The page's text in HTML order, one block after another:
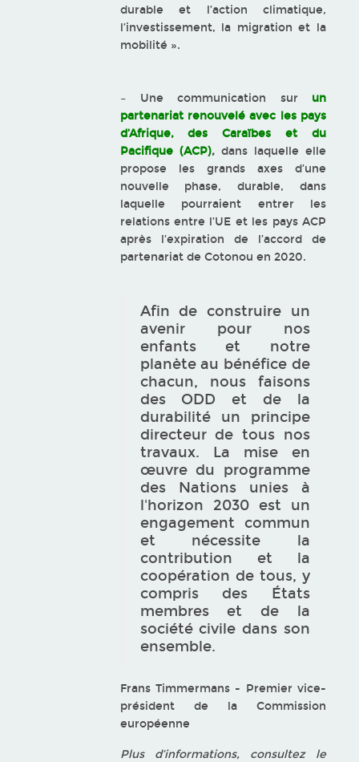
durable et l’action climatique,
l’investissement, la migration et la
mobilité ».
– Une communication sur un
partenariat renouvelé avec les pays
d’Afrique, des Caraïbes et du
Pacifique (ACP),dans laquelle elle
propose les grands axes d’une
nouvelle phase, durable, dans
laquelle pourraient entrer les
relations entre l’UE et les pays ACP
après l’expiration de l’accord de
partenariat de Cotonou en 2020.
Afin de construire un
avenir pour nos
enfants et notre
planète au bénéfice de
chacun, nous faisons
des ODD et de la
durabilité un principe
directeur de tous nos
travaux. La mise en
œuvre du programme
des Nations unies à
l'horizon 2030 est un
engagement commun
et nécessite la
contribution et la
coopération de tous, y
compris des États
membres et de la
société civile dans son
ensemble.
Frans Timmermans - Premier vice-
président de la Commission
européenne
Plus d’informations, consultez le